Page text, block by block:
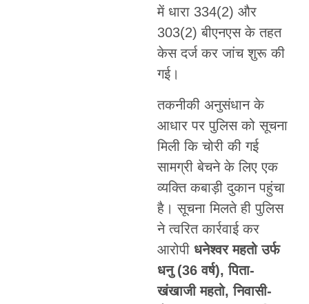
में धारा 334(2) और
303(2) बीएनएस के तहत
केस दर्ज कर जांच शुरू की
गई।
तकनीकी अनुसंधान के
आधार पर पुलिस को सूचना
मिली कि चोरी की गई
सामग्री बेचने के लिए एक
व्यक्ति कबाड़ी दुकान पहुंचा
है। सूचना मिलते ही पुलिस
ने त्वरित कार्रवाई कर
आरोपी धनेश्वर महतो उर्फ
धनु (36 वर्ष), पिता-
खंखाजी महतो, निवासी-